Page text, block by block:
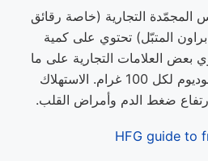
المجمّدة التجارية (خاصة رقائق
المتبّل) تحتوي على كمية
بعض العلامات التجارية على ما
يصل إلى 600 ملغ من الصوديوم لكل 100 غرام. الاستهلاك
ضغط الدم وأمراض القلب.